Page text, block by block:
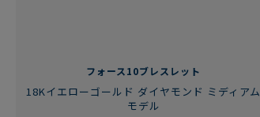
フォース10ブレスレット
18Kイエローゴールド ダイヤモンド ミディアム
モデル